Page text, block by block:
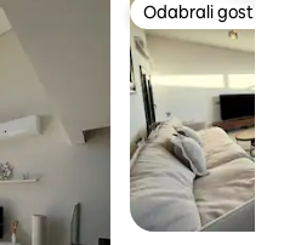
Odabrali gosti
Odabrali gosti